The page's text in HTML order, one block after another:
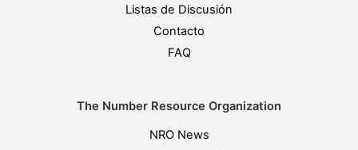
Listas de Discusión
Contacto
FAQ
The Number Resource Organization
NRO News